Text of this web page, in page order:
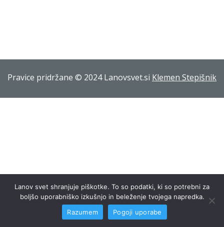
Pravice pridržane © 2024 Lanovsvet.si Klemen Stepišnik
Lanov svet shranjuje piškotke. To so podatki, ki so potrebni za
boljšo uporabniško izkušnjo in beleženje tvojega napredka.
Razumem
Pogoji uporabe